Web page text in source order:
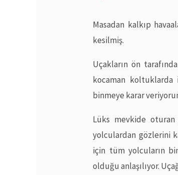
Masadan kalkıp
kesilmiş.
Uçakların ön
kocaman koltuklarda
binmeye karar
Lüks mevkide oturan
yolculardan gözlerini
için tüm yolcuların
olduğu anlaşılıyor.